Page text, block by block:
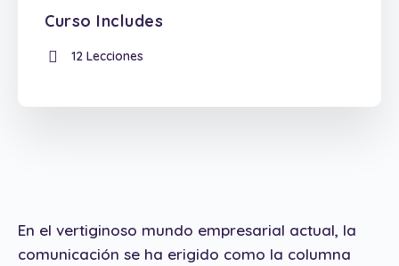
En el vertiginoso mundo empresarial actual, la
comunicación se ha erigido como la columna
Curso Includes
12 Lecciones